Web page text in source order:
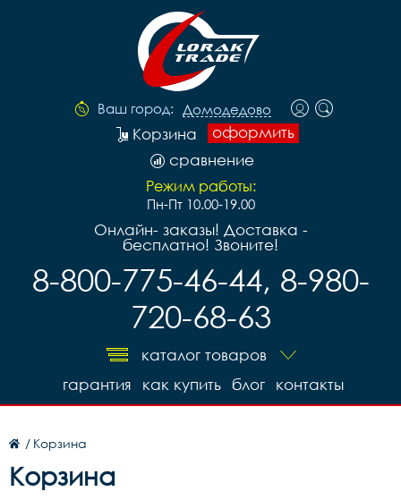
Ваш город: Домодедово
оформить
Корзина
сравнение
Режим работы:
Пн-Пт 10.00-19.00
Онлайн- заказы! Доставка -
бесплатно! Звоните!
8-800-775-46-44, 8-980-
720-68-63
каталог товаров
контакты
блог
как купить
гарантия
/ Корзина
Корзина